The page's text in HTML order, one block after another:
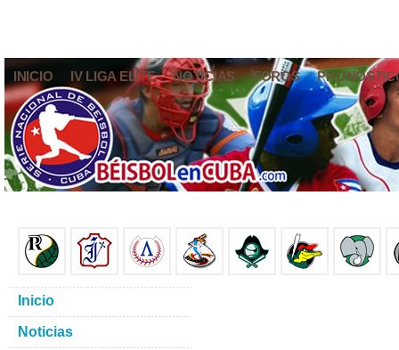
INICIO IV LIGA ELITE NOTICIAS FOROS
Inicio
Noticias